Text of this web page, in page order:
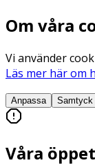
Om våra
Vi använder
Läs mer här om
Anpassa Samtyck
Våra